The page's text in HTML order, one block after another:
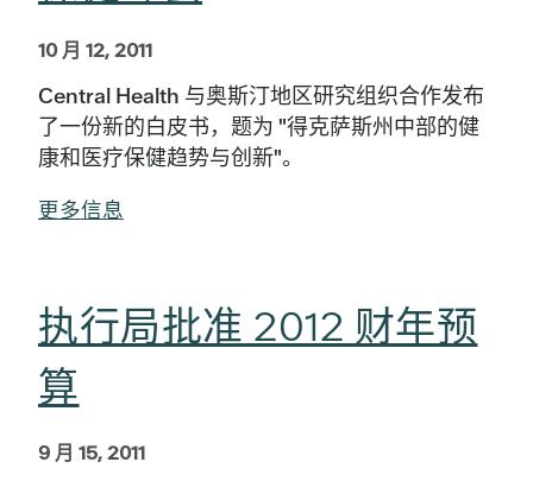
10 月 12, 2011
Central Health 与奥斯汀地区研究组织合作发布
了一份新的白皮书，题为 "得克萨斯州中部的健
康和医疗保健趋势与创新"。
更多信息
执行局批准 2012 财年预
算
9 月 15, 2011